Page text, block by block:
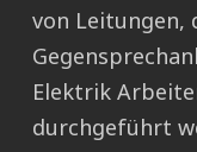
von Leitungen,
Elektrik
durchgeführt